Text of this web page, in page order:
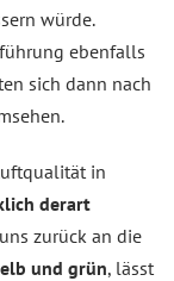
würde.
ebenfalls
sich dann nach
in
derart
zurück an die
und grün, lässt